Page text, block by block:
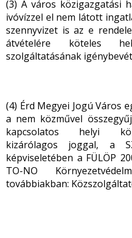
(3) A város közigazgatási
ivóvízzel el nem látott
szennyvizet is az e
átvételére köteles
szolgáltatásának
(4) Érd Megyei Jogú Város
a nem közművel
kapcsolatos helyi
kizárólagos joggal, a
képviseletében a FÜLÖP
TO-NO
továbbiakban: